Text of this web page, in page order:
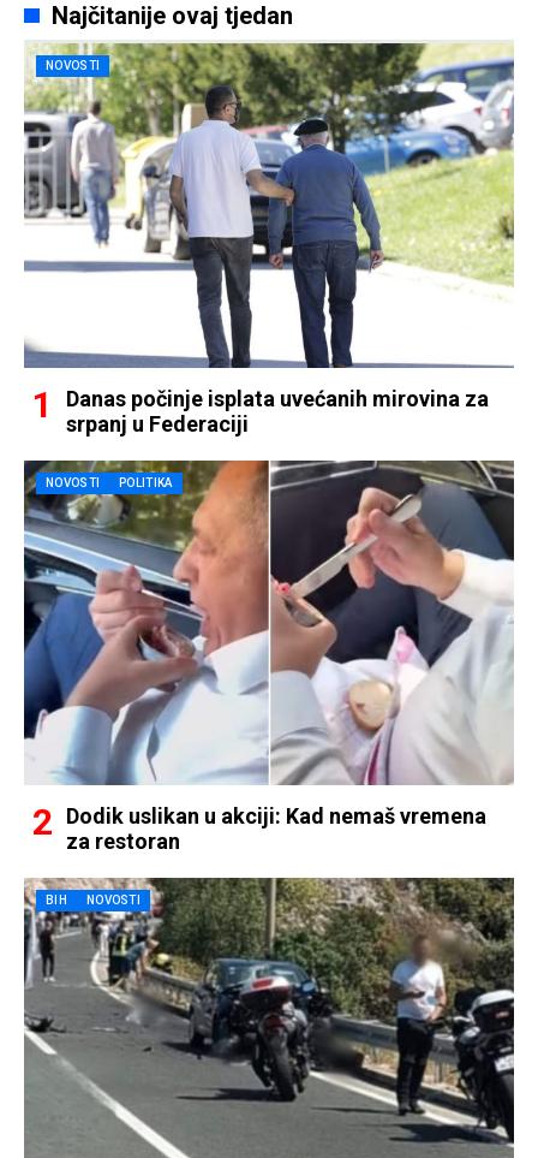
Najčitanije ovaj tjedan
NOVOSTI
Danas počinje isplata uvećanih mirovina za
srpanj u Federaciji
NOVOSTI POLITIKA
Dodik uslikan u akciji: Kad nemaš vremena
za restoran
BIH NOVOSTI